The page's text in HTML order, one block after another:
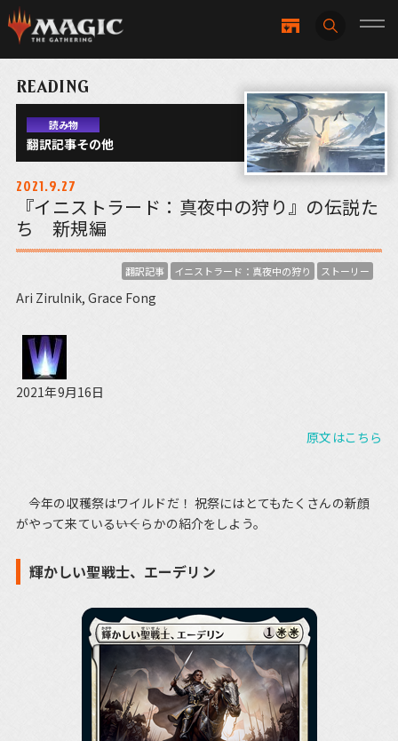
READING
読み物
翻訳記事その他
2021.9.27
『イニストラード：真夜中の狩り』の伝説た
ち 新規編
翻訳記事 イニストラード：真夜中の狩り ストーリー
Ari Zirulnik, Grace Fong
2021年9月16日
原文はこちら
今年の収穫祭はワイルドだ！ 祝祭にはとてもたくさんの新顔
がやって来ている――いくらかの紹介をしよう。
輝かしい聖戦士、エーデリン